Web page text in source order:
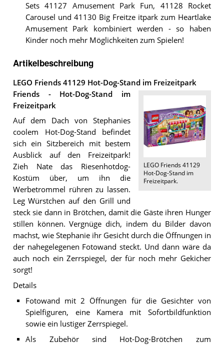
Sets 41127 Amusement Park Fun, 41128 Rocket
Carousel und 41130 Big Freitze itpark zum Heartlake
Amusement Park kombiniert werden - so haben
Kinder noch mehr Möglichkeiten zum Spielen!
Artikelbeschreibung
LEGO Friends 41129 Hot-Dog-Stand im Freizeitpark
LEGO Friends 41129
Hot-Dog-Stand im
Freizeitpark.
Friends - Hot-Dog-Stand im
Freizeitpark
Auf dem Dach von Stephanies
coolem Hot-Dog-Stand befindet
sich ein Sitzbereich mit bestem
Ausblick auf den Freizeitpark!
Zieh Nate das Riesenhotdog-
Kostüm über, um ihn die
Werbetrommel rühren zu lassen.
Leg Würstchen auf den Grill und
steck sie dann in Brötchen, damit die Gäste ihren Hunger
stillen können. Vergnüge dich, indem du Bilder davon
machst, wie Stephanie ihr Gesicht durch die Öffnungen in
der nahegelegenen Fotowand steckt. Und dann wäre da
auch noch ein Zerrspiegel, der für noch mehr Gekicher
sorgt!
Details
Fotowand mit 2 Öffnungen für die Gesichter von
Spielfiguren, eine Kamera mit Sofortbildfunktion
sowie ein lustiger Zerrspiegel.
Als Zubehör sind Hot-Dog-Brötchen zum